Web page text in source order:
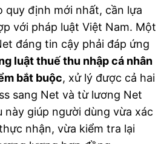
quy định mới nhất, cần lựa
với pháp luật Việt Nam. Một
đáng tin cậy phải đáp ứng
luật thuế thu nhập cá nhân
bắt buộc, xử lý được cả hai
sang Net và từ lương Net
này giúp người dùng vừa xác
nhận, vừa kiểm tra lại